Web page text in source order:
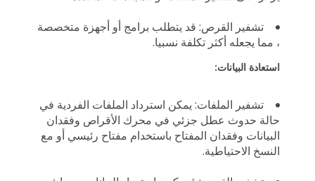
تشفير القرص: قد يتطلب برامج أو أجهزة متخصصة
، مما يجعله أكثر تكلفة نسبيا.
استعادة البيانات:
تشفير الملفات: يمكن استرداد الملفات الفردية في
حالة حدوث عطل جزئي في محرك الأقراص وفقدان
البيانات وفقدان المفتاح باستخدام مفتاح رئيسي أو مع
النسخ الاحتياطية.